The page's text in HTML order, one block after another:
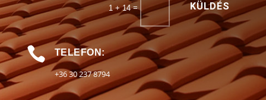
1 + 14= KÜLDÉS
 TELEFON:
+36 30 237 8794